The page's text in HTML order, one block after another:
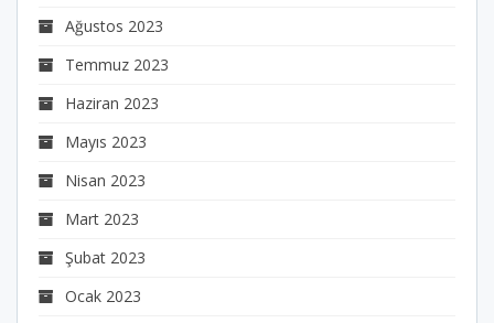
Ağustos 2023
Temmuz 2023
Haziran 2023
Mayıs 2023
Nisan 2023
Mart 2023
Şubat 2023
Ocak 2023